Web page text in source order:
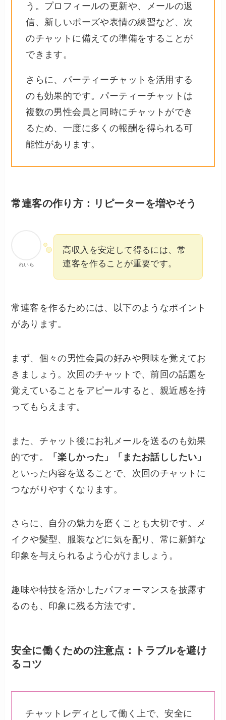
う。プロフィールの更新や、メールの返
信、新しいポーズや表情の練習など、次
のチャットに備えての準備をすることが
できます。
さらに、パーティーチャットを活用する
のも効果的です。パーティーチャットは
複数の男性会員と同時にチャットができ
るため、一度に多くの報酬を得られる可
能性があります。
常連客の作り方：リピーターを増やそう
れいら
高収入を安定して得るには、常
連客を作ることが重要です。
常連客を作るためには、以下のようなポイント
があります。
まず、個々の男性会員の好みや興味を覚えてお
きましょう。次回のチャットで、前回の話題を
覚えていることをアピールすると、親近感を持
ってもらえます。
また、チャット後にお礼メールを送るのも効果
的です。
「楽しかった」「またお話ししたい」
といった内容を送ることで、次回のチャットに
つながりやすくなります。
さらに、自分の魅力を磨くことも大切です。メ
イクや髪型、服装などに気を配り、常に新鮮な
印象を与えられるよう心がけましょう。
趣味や特技を活かしたパフォーマンスを披露す
るのも、印象に残る方法です。
安全に働くための注意点：トラブルを避け
るコツ
チャットレディとして働く上で、安全に